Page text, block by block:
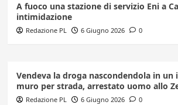
A fuoco una stazione di servizio Eni a
intimidazione
Redazione PL 6 Giugno 2026 0
Vendeva la droga nascondendola in un
muro per strada, arrestato uomo allo
Redazione PL 6 Giugno 2026 0